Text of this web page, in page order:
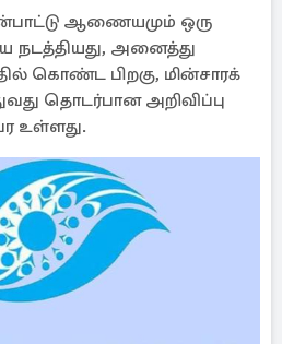
ஆணையமும் ஒரு
அனைத்து
கொண்ட பிறகு, மின்சாரக்
தொடர்பான அறிவிப்பு
உள்ளது.